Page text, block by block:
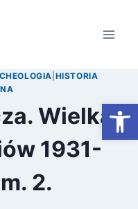
HISTORIA
Wielka
1931-
2.